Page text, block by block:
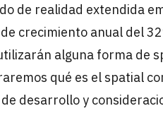
de realidad extendida
crecimiento anual del
alguna forma de
qué es el spatial
desarrollo y